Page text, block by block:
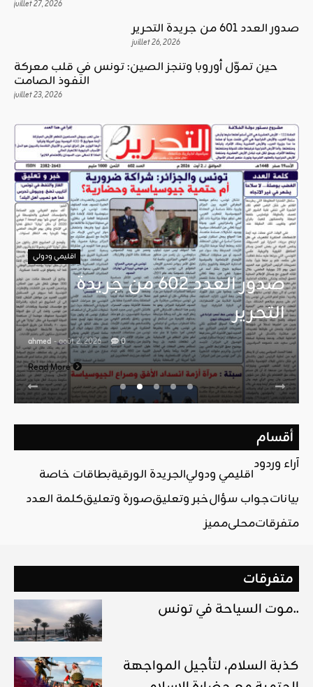
juillet 27, 2026
صدور العدد 601 من جريدة التحرير
juillet 26, 2026
حين تموّل أوروبا وتنجز الصين: تونس في قلب معركة
النفوذ الصامت
juillet 23, 2026
اقليمي ودولي
صدور العدد 602 من جريدة
التحرير
ahmed - août 2, 2026 0
Read More
أقسام
آراء وردود
اقليمي ودوليالجريدة الورقيةبطاقات خاصة
بياناتجواب سؤالخبر وتعليقصورة وتعليقكلمة العدد
متفرقاتمحليمميز
متفرقات
موت السياحة في تونس..
كذبة السلام، لتأجيل المواجهة